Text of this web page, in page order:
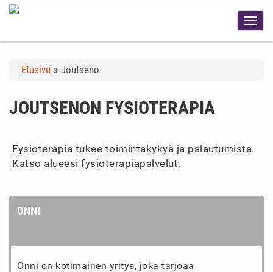
Etusivu » Joutseno
JOUTSENON FYSIOTERAPIA
Fysioterapia tukee toimintakykyä ja palautumista.
Katso alueesi fysioterapiapalvelut.
ONNI
Onni on kotimainen yritys, joka tarjoaa